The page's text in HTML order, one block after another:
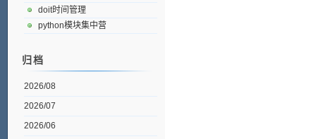
doit时间管理
python模块集中营
归档
2026/08
2026/07
2026/06